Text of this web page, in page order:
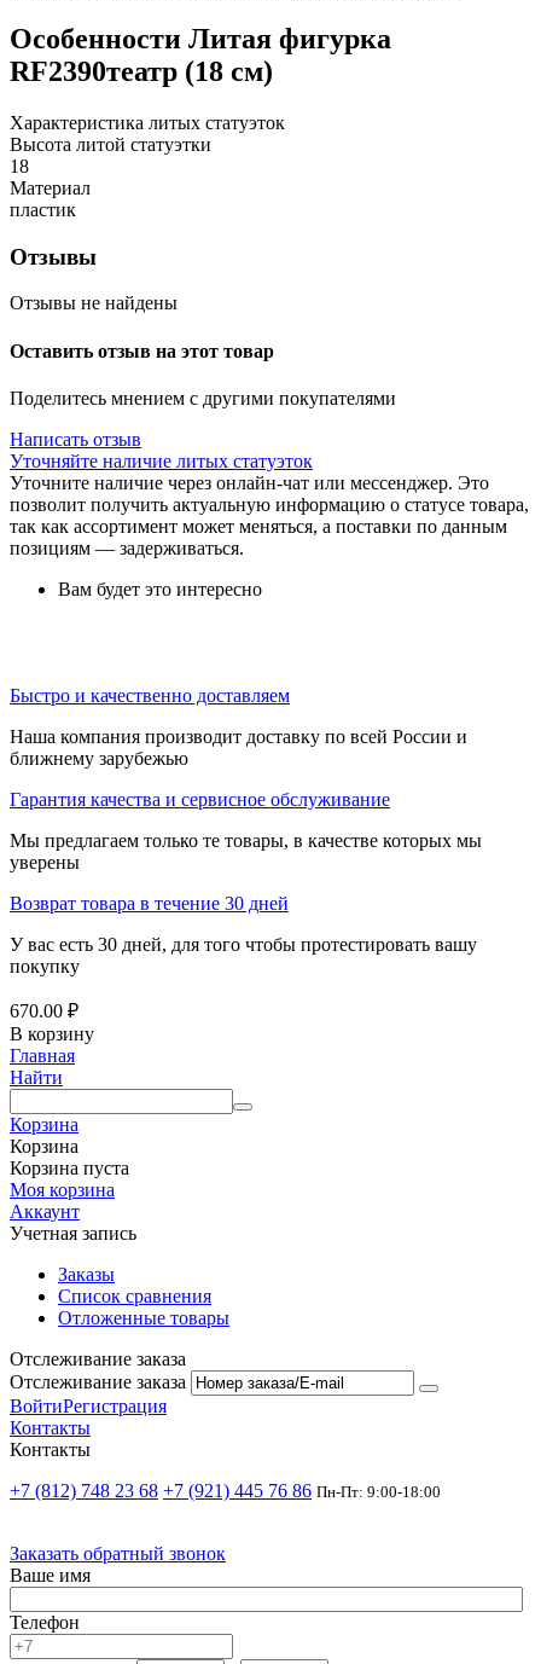
Особенности Литая фигурка
RF2390театр (18 см)
Характеристика литых статуэток
Высота литой статуэтки
18
Материал
пластик
Отзывы
Отзывы не найдены
Оставить отзыв на этот товар
Поделитесь мнением с другими покупателями
Написать отзыв
Уточняйте наличие литых статуэток
Уточните наличие через онлайн-чат или мессенджер. Это
позволит получить актуальную информацию о статусе товара,
так как ассортимент может меняться, а поставки по данным
позициям — задерживаться.
Вам будет это интересно
Быстро и качественно доставляем
Наша компания производит доставку по всей России и
ближнему зарубежью
Гарантия качества и сервисное обслуживание
Мы предлагаем только те товары, в качестве которых мы
уверены
Возврат товара в течение 30 дней
У вас есть 30 дней, для того чтобы протестировать вашу
покупку
670.00 ₽
В корзину
Главная
Найти
Корзина
Корзина
Корзина пуста
Моя корзина
Аккаунт
Учетная запись
Заказы
Список сравнения
Отложенные товары
Отслеживание заказа
Отслеживание заказа
ВойтиРегистрация
Контакты
Контакты
+7 (812) 748 23 68 +7 (921) 445 76 86 Пн-Пт: 9:00-18:00
Заказать обратный звонок
Ваше имя
Телефон